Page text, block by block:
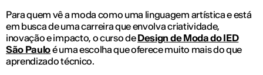
Para quem vê a moda como uma linguagem artística e está
em busca de uma carreira que envolva criatividade,
inovação e impacto, o curso deDesign de Moda do IED
São Pauloé uma escolha que oferece muito mais do que
aprendizado técnico.